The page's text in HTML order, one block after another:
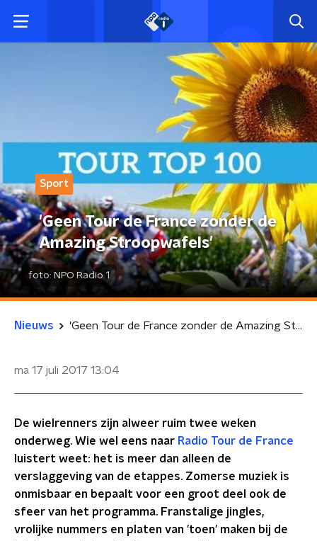
Sport
'Geen Tour de France zonder de
Amazing Stroopwafels'
foto: NPO Radio 1
Nieuws 'Geen Tour de France zonder de Amazing Stroopwafels'
ma 17 juli 2017 13:04
De wielrenners zijn alweer ruim twee weken
onderweg. Wie wel eens naar Radio Tour de France
luistert weet: het is meer dan alleen de
verslaggeving van de etappes. Zomerse muziek is
onmisbaar en bepaalt voor een groot deel ook de
sfeer van het programma. Franstalige jingles,
vrolijke nummers en platen van 'toen' maken bij de